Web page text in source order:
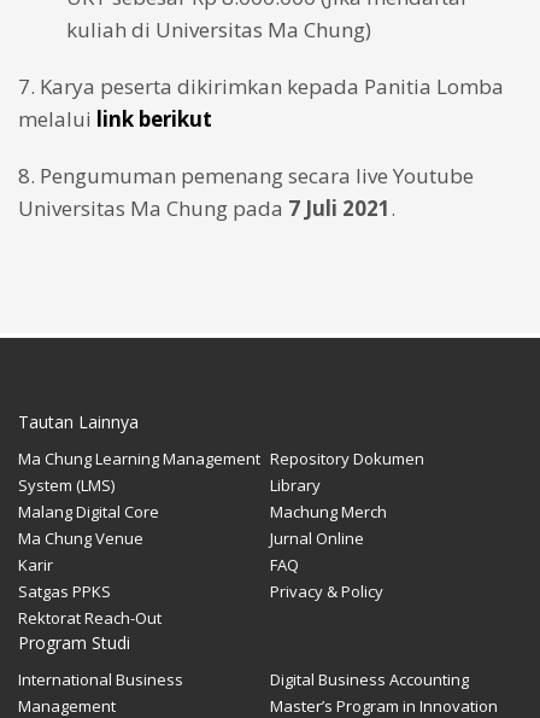
kuliah di Universitas Ma Chung)
7. Karya peserta dikirimkan kepada Panitia Lomba
melalui link berikut
8. Pengumuman pemenang secara live Youtube
Universitas Ma Chung pada 7 Juli 2021.
Tautan Lainnya
Ma Chung Learning Management
System (LMS)
Repository Dokumen
Library
Malang Digital Core
Machung Merch
Ma Chung Venue
Jurnal Online
Karir
FAQ
Satgas PPKS
Privacy & Policy
Rektorat Reach-Out
Program Studi
International Business
Management
Digital Business Accounting
Master’s Program in Innovation